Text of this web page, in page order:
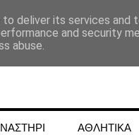
ΑΘΛΗΤΙΚΑ
deliver its services and
and security
abuse.